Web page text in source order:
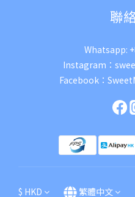
聯
Whatsapp:
Instagram：
Facebook：
$ HKD 繁體中文